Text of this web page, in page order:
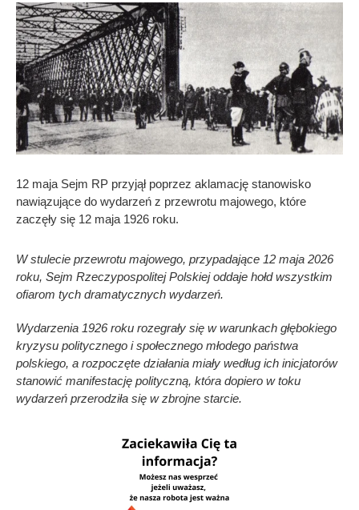
12 maja Sejm RP przyjął poprzez aklamację stanowisko
nawiązujące do wydarzeń z przewrotu majowego, które
zaczęły się 12 maja 1926 roku.
W stulecie przewrotu majowego, przypadające 12 maja 2026
roku, Sejm Rzeczypospolitej Polskiej oddaje hołd wszystkim
ofiarom tych dramatycznych wydarzeń.
Wydarzenia 1926 roku rozegrały się w warunkach głębokiego
kryzysu politycznego i społecznego młodego państwa
polskiego, a rozpoczęte działania miały według ich inicjatorów
stanowić manifestację polityczną, która dopiero w toku
wydarzeń przerodziła się w zbrojne starcie.